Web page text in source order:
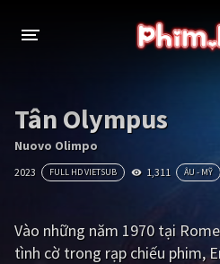
THỂ LOẠI
Thần thoại - Cổ trang
Tâm lý
Kinh dị
Tân Olympus
Nuovo Olimpo
2023 FULL HD VIETSUB 1,311 ÂU - MỸ
Vào những năm 1970 tại
tình cờ trong rạp chiếu phim,